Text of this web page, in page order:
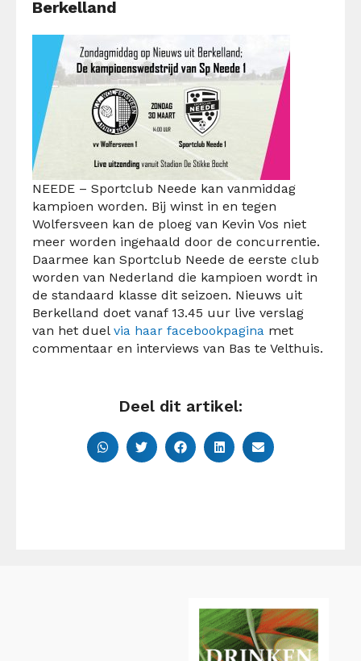
Berkelland
NEEDE – Sportclub Neede kan vanmiddag
kampioen worden. Bij winst in en tegen
Wolfersveen kan de ploeg van Kevin Vos niet
meer worden ingehaald door de concurrentie.
Daarmee kan Sportclub Neede de eerste club
worden van Nederland die kampioen wordt in
de standaard klasse dit seizoen. Nieuws uit
Berkelland doet vanaf 13.45 uur live verslag
van het duel via haar facebookpagina met
commentaar en interviews van Bas te Velthuis.
Deel dit artikel: